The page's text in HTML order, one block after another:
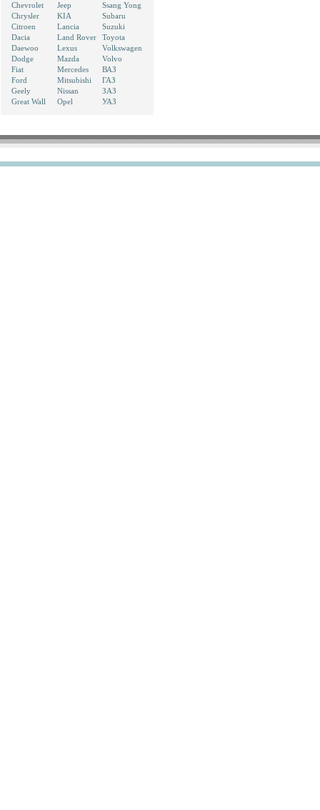
Chevrolet
Chrysler
Citroen
Dacia
Daewoo
Dodge
Fiat
Ford
Geely
Great Wall
Jeep
KIA
Lancia
Land Rover
Lexus
Mazda
Mercedes
Mitsubishi
Nissan
Opel
Ssang Yong
Subaru
Suzuki
Toyota
Volkswagen
Volvo
ВАЗ
ГАЗ
ЗАЗ
УАЗ